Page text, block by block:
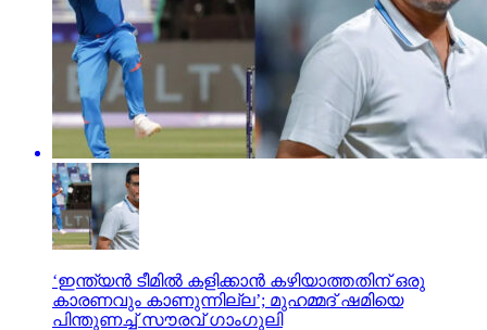
‘ഇന്ത്യന്‍ ടീമില്‍ കളിക്കാന്‍ കഴിയാത്തതിന് ഒരു
കാരണവും കാണുന്നില്ല’; മുഹമ്മദ് ഷമിയെ
പിന്തുണച്ച് സൗരവ് ഗാംഗുലി